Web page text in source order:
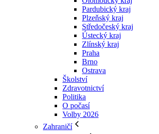
Pardubický kraj
Plzeňský kraj
Středočeský kraj
Ústecký kraj
Zlínský kraj
Praha
Brno
Ostrava
Školství
Zdravotnictví
Politika
O počasí
Volby 2026
Zahraničí